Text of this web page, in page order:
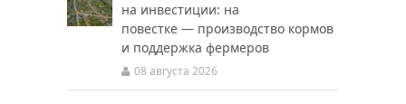
на инвестиции: на
повестке — производство кормов
и поддержка фермеров
08 августа 2026